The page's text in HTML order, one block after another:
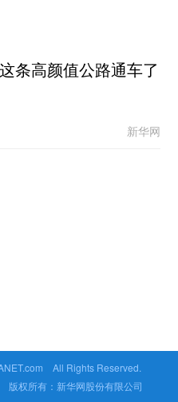
条高颜值公路通车了
新华网
All Rights Reserved.
权所有：新华网股份有限公司